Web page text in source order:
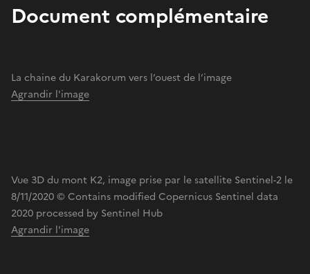
Document complémentaire
La chaine du Karakorum vers l’ouest de l’image
Agrandir l'image
Vue 3D du mont K2, image prise par le satellite Sentinel-2 le
8/11/2020 © Contains modified Copernicus Sentinel data
2020 processed by Sentinel Hub
Agrandir l'image